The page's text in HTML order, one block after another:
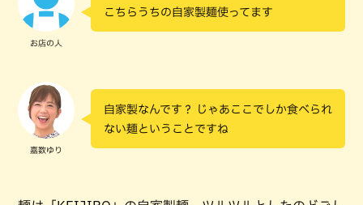
お店の人
こちらうちの自家製麺使ってます
嘉数ゆり
自家製なんです？ じゃあここでしか食べられ
ない麺ということですね